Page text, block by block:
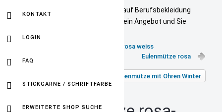
Selbst gestickte Firmenlogos auf Berufsbekleidung
sind kein Problem. Fordern Sie ein Angebot und Sie
KONTAKT
LOGIN
FAQ
STICKGARNE / SCHRIFTFARBE
ERWEITERTE SHOP SUCHE
Bommelmütze mit Namen rosa weiss
Eulenmütze rosa
Zurück zu: Mädchenmütze mit Ohren Winter